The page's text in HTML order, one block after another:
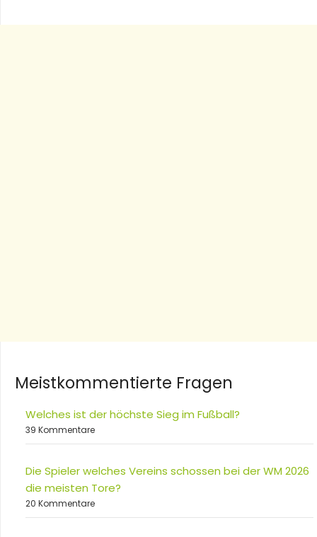
Meistkommentierte Fragen
Welches ist der höchste Sieg im Fußball?
39 Kommentare
Die Spieler welches Vereins schossen bei der WM 2026
die meisten Tore?
20 Kommentare